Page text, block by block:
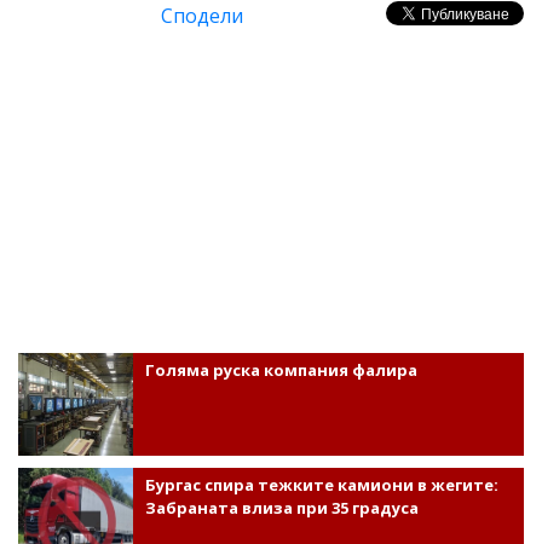
Сподели
Голяма руска компания фалира
Бургас спира тежките камиони в жегите:
Забраната влиза при 35 градуса